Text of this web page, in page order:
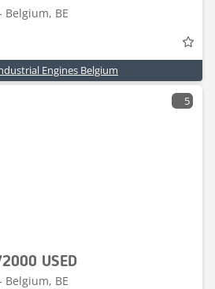
Belgium, BE
Engines Belgium
5
USED
Belgium, BE